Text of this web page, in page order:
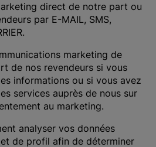
direct de notre part ou
par E-MAIL, SMS,
marketing de
de nos revendeurs si vous
informations ou si vous avez
services auprès de nous sur
au marketing.
analyser vos données
de profil afin de déterminer